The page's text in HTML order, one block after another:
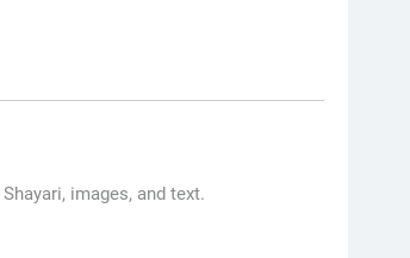
images, and text.